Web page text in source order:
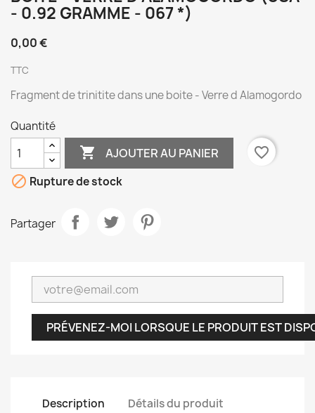
- 0.92 GRAMME - 067 *)
0,00 €
TTC
Fragment de trinitite dans une boite - Verre d Alamogordo
Quantité
 AJOUTER AU PANIER
favorite_border
 Rupture de stock
Partager
PRÉVENEZ-MOI LORSQUE LE PRODUIT EST
Description Détails du produit